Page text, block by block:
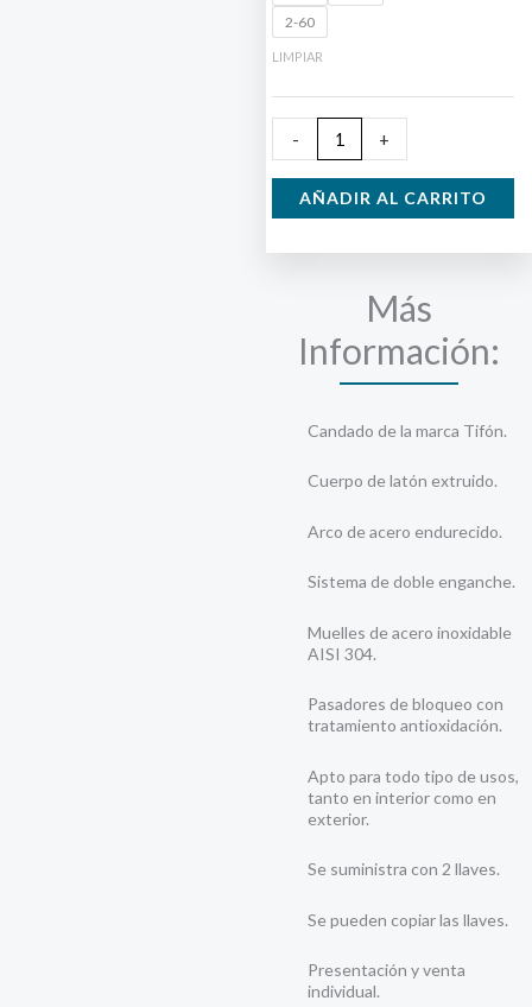
2-60
LIMPIAR
-
Normal
+
AÑADIR AL CARRITO
Más
Información:
Candado de la marca Tifón.
Cuerpo de latón extruido.
Arco de acero endurecido.
Sistema de doble enganche.
Muelles de acero inoxidable
AISI 304.
Pasadores de bloqueo con
tratamiento antioxidación.
Apto para todo tipo de usos,
tanto en interior como en
exterior.
Se suministra con 2 llaves.
Se pueden copiar las llaves.
Presentación y venta
individual.